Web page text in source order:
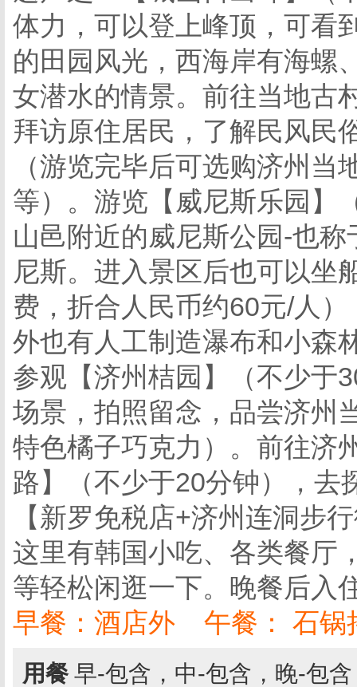
体力，可以登上峰顶，可看
的田园风光，西海岸有海螺
女潜水的情景。前往当地古
拜访原住居民，了解民风民
（游览完毕后可选购济州
等）。游览【威尼斯乐园】
山邑附近的威尼斯公园-也
尼斯。进入景区后也可以坐
费，折合人民币约60元/人
外也有人工制造瀑布和小森
参观【济州桔园】（不少于
场景，拍照留念，品尝济州
特色橘子巧克力）。前往济
路】（不少于20分钟），去
【新罗免税店+济州连洞步
这里有韩国小吃、各类餐厅
等轻松闲逛一下。晚餐后入
早餐：酒店外 午餐： 石
用餐 早-包含，中-包含，晚-包